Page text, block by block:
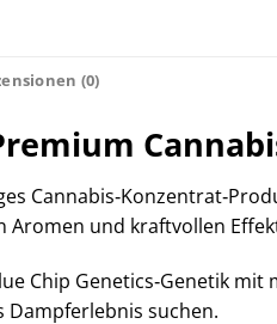
(0)
Aromen und kraftvollen
Chip Genetics‑Genetik
Dampferlebnis suchen.